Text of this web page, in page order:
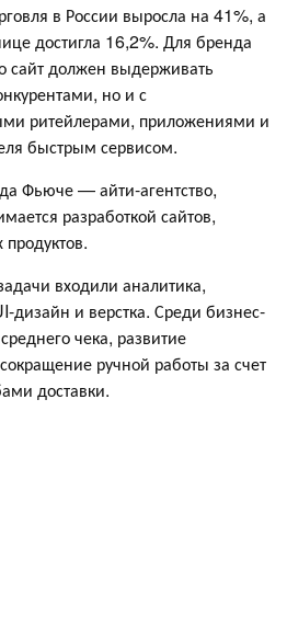
в России выросла на 41%, а
достигла 16,2%. Для бренда
сайт должен выдерживать
но и с
ритейлерами, приложениями и
быстрым сервисом.
Фьюче — айти-агентство,
разработкой сайтов,
входили аналитика,
дизайн и верстка. Среди бизнес-
чека, развитие
ручной работы за счет
доставки.